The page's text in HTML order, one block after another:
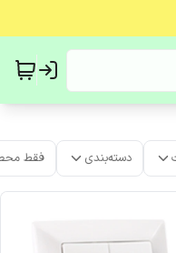
دسته‌بندی فقط